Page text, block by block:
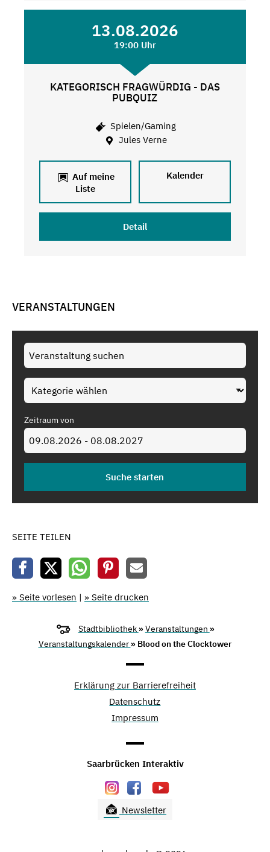
13.08.2026
19:00 Uhr
KATEGORISCH FRAGWÜRDIG - DAS
PUBQUIZ
Spielen/Gaming
Jules Verne
Auf meine
Liste
Kalender
Detail
VERANSTALTUNGEN
Zeitraum von
SEITE TEILEN
» Seite vorlesen | » Seite drucken
Stadtbibliothek »Veranstaltungen »
Veranstaltungskalender » Blood on the Clocktower
Erklärung zur Barrierefreiheit
Datenschutz
Impressum
Saarbrücken Interaktiv
Newsletter